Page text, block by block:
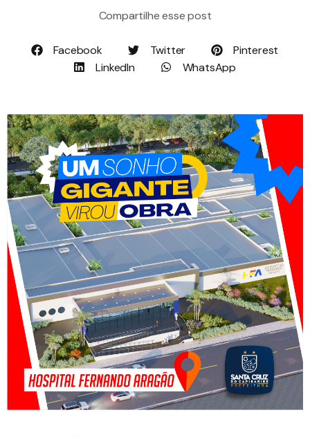
Compartilhe esse post
Facebook Twitter
Pinterest
LinkedIn
WhatsApp